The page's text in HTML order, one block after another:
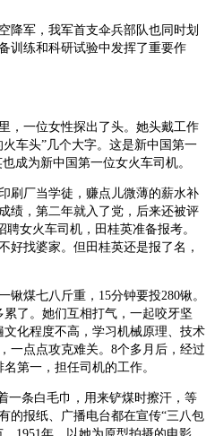
降军，我军首支伞兵部队也同时划
训练和科研试验中发挥了重要作
，一位女性探出了头。她头戴工作
车头”几个大字。这是新中国第一
成为新中国第一位女火车司机。
刷厂当学徒，赚点儿微薄的薪水补
绩，第二年就入了党，后来还被评
女火车司机，田桂英准备报考。
好找婆家。但田桂英还是报了名，
煤七八斤重，15分钟要投280锹。
了。她们互相打气，一起咬牙坚
化程度不高，学习机械原理、技术
一点点攻克难关。8个多月后，经过
第一，担任司机的工作。
一条白毛巾，用来铲煤时擦汗，等
的报纸、广播电台都在宣传“三八包